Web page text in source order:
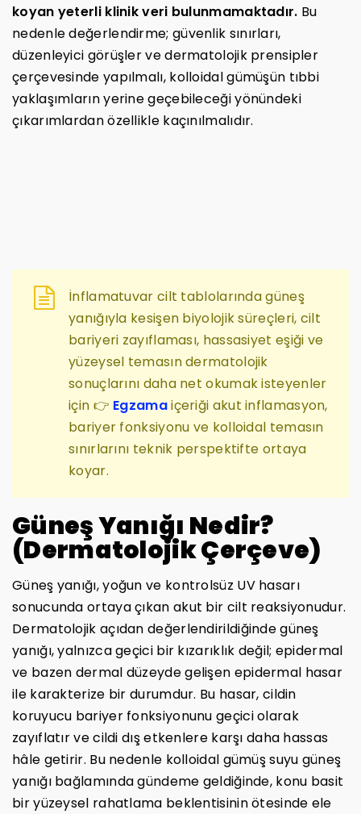
koyan yeterli klinik veri bulunmamaktadır. Bu
nedenle değerlendirme; güvenlik sınırları,
düzenleyici görüşler ve dermatolojik prensipler
çerçevesinde yapılmalı, kolloidal gümüşün tıbbi
yaklaşımların yerine geçebileceği yönündeki
çıkarımlardan özellikle kaçınılmalıdır.
İnflamatuvar cilt tablolarında güneş
yanığıyla kesişen biyolojik süreçleri, cilt
bariyeri zayıflaması, hassasiyet eşiği ve
yüzeysel temasın dermatolojik
sonuçlarını daha net okumak isteyenler
için 👉 Egzamaiçeriği akut inflamasyon,
bariyer fonksiyonu ve kolloidal temasın
sınırlarını teknik perspektifte ortaya
koyar.
Güneş Yanığı Nedir?
(Dermatolojik Çerçeve)
Güneş yanığı, yoğun ve kontrolsüz UV hasarı
sonucunda ortaya çıkan akut bir cilt reaksiyonudur.
Dermatolojik açıdan değerlendirildiğinde güneş
yanığı, yalnızca geçici bir kızarıklık değil; epidermal
ve bazen dermal düzeyde gelişen epidermal hasar
ile karakterize bir durumdur. Bu hasar, cildin
koruyucu bariyer fonksiyonunu geçici olarak
zayıflatır ve cildi dış etkenlere karşı daha hassas
hâle getirir. Bu nedenle kolloidal gümüş suyu güneş
yanığı bağlamında gündeme geldiğinde, konu basit
bir yüzeysel rahatlama beklentisinin ötesinde ele